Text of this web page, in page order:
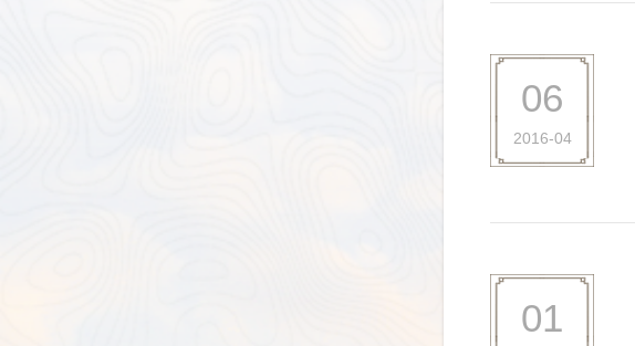
06
2016-04
01